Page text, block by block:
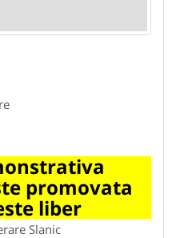
promovata
liber
Slanic